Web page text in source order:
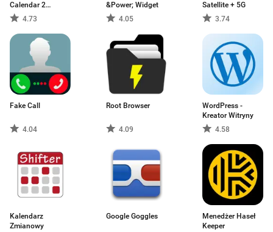
Calendar 2
Kalendarz
4.73
&Power; Widget
4.05
Satellite + 5G
3.74
Fake Call
4.04
Root Browser
4.09
WordPress -
Kreator Witryny
4.58
Kalendarz
Zmianowy
Google Goggles
Menedżer Haseł
Keeper